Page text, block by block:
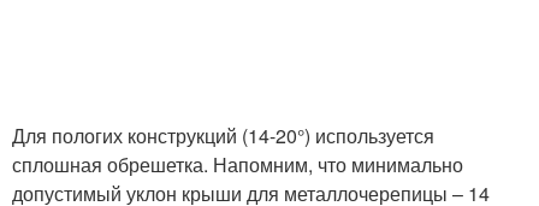
Для пологих конструкций (14-20°) используется
сплошная обрешетка. Напомним, что минимально
допустимый уклон крыши для металлочерепицы – 14